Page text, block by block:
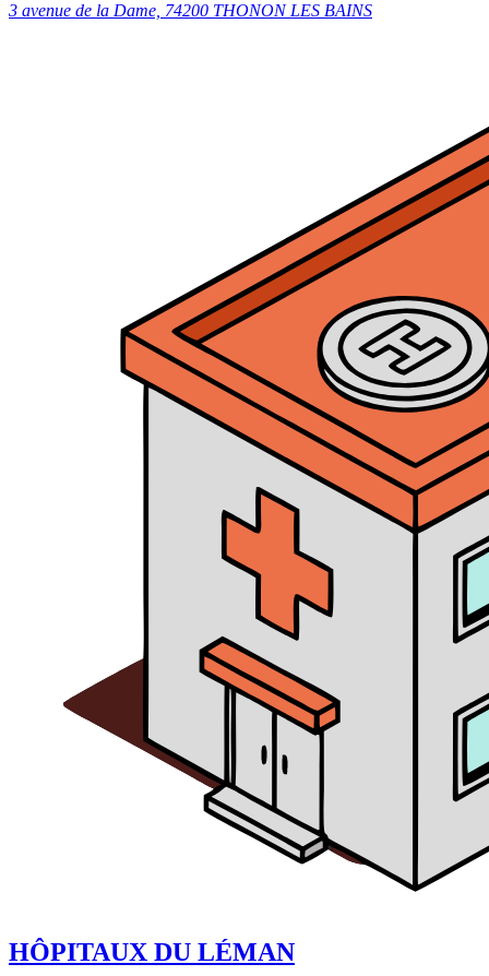
3 avenue de la Dame, 74200 THONON LES BAINS
HÔPITAUX DU LÉMAN